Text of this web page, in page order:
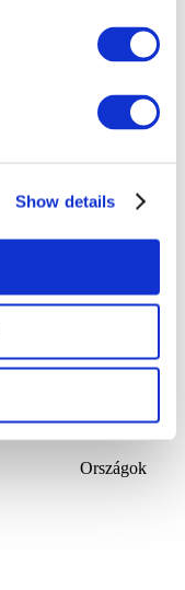
Show details
Összes
Concertos
Országok